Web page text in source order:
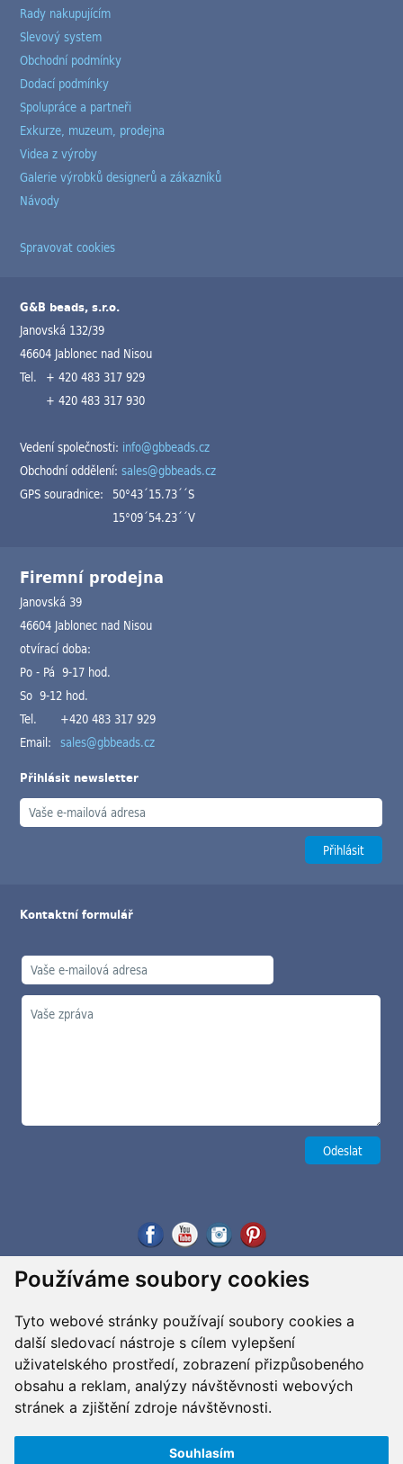
Používáme soubory cookies
Tyto webové stránky používají soubory cookies a
další sledovací nástroje s cílem vylepšení
uživatelského prostředí, zobrazení přizpůsobeného
obsahu a reklam, analýzy návštěvnosti webových
stránek a zjištění zdroje návštěvnosti.
Souhlasím
Rady nakupujícím
Slevový system
Obchodní podmínky
Dodací podmínky
Spolupráce a partneři
Exkurze, muzeum, prodejna
Videa z výroby
Galerie výrobků designerů a zákazníků
Návody
Spravovat cookies
G&B beads, s.r.o.
Janovská 132/39
46604 Jablonec nad Nisou
Tel. + 420 483 317 929
+ 420 483 317 930
Vedení společnosti: info@gbbeads.cz
Obchodní oddělení:sales@gbbeads.cz
GPS souradnice: 50°43´15.73´´S
15°09´54.23´´V
Firemní prodejna
Janovská 39
46604 Jablonec nad Nisou
otvírací doba:
Po - Pá 9-17 hod.
So 9-12 hod.
Tel.
+420 483 317 929
Email: sales@gbbeads.cz
Přihlásit newsletter
Kontaktní formulář